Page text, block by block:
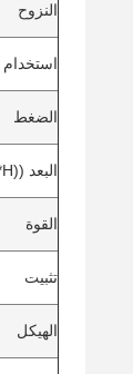
النزوح
استخدام
الضغط
البعد ((L*W*H)
القوة
تثبيت
الهيكل